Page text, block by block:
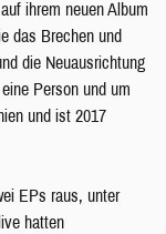
ihrem neuen Album
das Brechen und
die Neuausrichtung
Person und um
und ist 2017
EPs raus, unter
hatten